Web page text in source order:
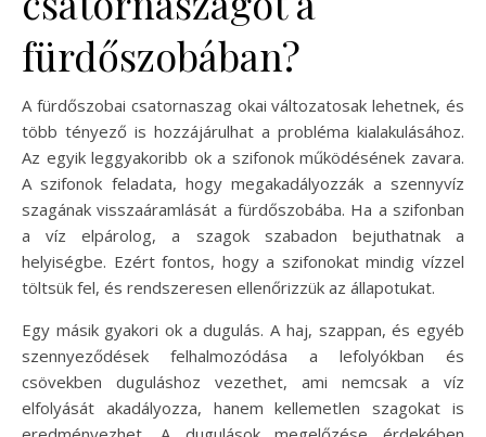
fürdőszobában?
A fürdőszobai csatornaszag okai változatosak lehetnek, és
több tényező is hozzájárulhat a probléma kialakulásához.
Az egyik leggyakoribb ok a szifonok működésének zavara.
A szifonok feladata, hogy megakadályozzák a szennyvíz
szagának visszaáramlását a fürdőszobába. Ha a szifonban
a víz elpárolog, a szagok szabadon bejuthatnak a
helyiségbe. Ezért fontos, hogy a szifonokat mindig vízzel
töltsük fel, és rendszeresen ellenőrizzük az állapotukat.
Egy másik gyakori ok a dugulás. A haj, szappan, és egyéb
szennyeződések felhalmozódása a lefolyókban és
csövekben duguláshoz vezethet, ami nemcsak a víz
elfolyását akadályozza, hanem kellemetlen szagokat is